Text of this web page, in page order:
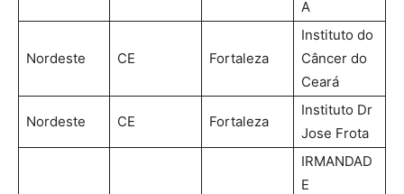
A
Nordeste CE Fortaleza
Instituto do
Câncer do
Ceará
Nordeste CE Fortaleza
Instituto Dr
Jose Frota
IRMANDAD
E